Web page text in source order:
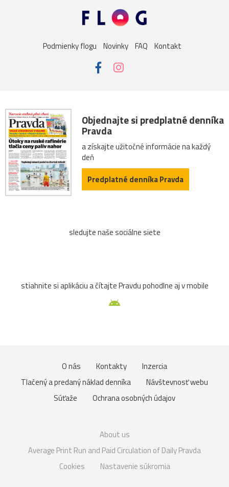
Podmienky flogu Novinky FAQ Kontakt
Objednajte si predplatné denníka
Pravda
a získajte užitočné informácie na každý
deň
Predplatné denníka Pravda
sledujte naše sociálne siete
stiahnite si aplikáciu a čítajte Pravdu pohodlne aj v mobile
O nás Kontakty
Inzercia
Tlačený a predaný náklad denníka
Návštevnosť webu
Súťaže
Ochrana osobných údajov
About us
Average Print Run and Paid Circulation of Daily Pravda
Cookies
Nastavenie súkromia